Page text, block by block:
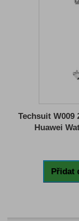
Techsuit
Huawei
Přidat